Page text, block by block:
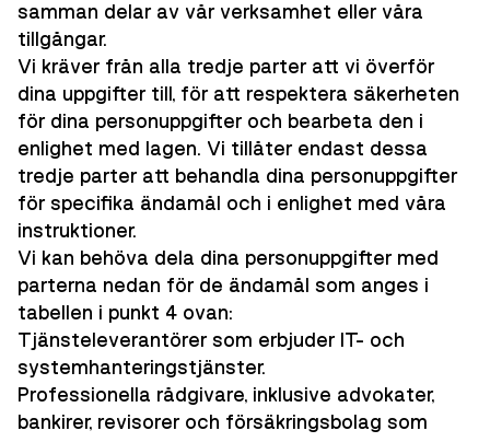
samman delar av vår verksamhet eller våra
tillgångar.
Vi kräver från alla tredje parter att vi överför
dina uppgifter till, för att respektera säkerheten
för dina personuppgifter och bearbeta den i
enlighet med lagen. Vi tillåter endast dessa
tredje parter att behandla dina personuppgifter
för specifika ändamål och i enlighet med våra
instruktioner.
Vi kan behöva dela dina personuppgifter med
parterna nedan för de ändamål som anges i
tabellen i punkt 4 ovan:
Tjänsteleverantörer som erbjuder IT- och
systemhanteringstjänster.
Professionella rådgivare, inklusive advokater,
bankirer, revisorer och försäkringsbolag som